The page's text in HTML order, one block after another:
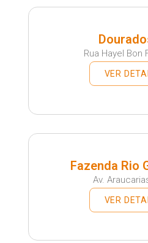
Rua Hayel Bon
VER
Fazenda Rio
Av.
VER